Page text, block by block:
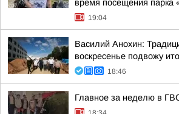
время посещения парка
19:04
Василий Анохин:
воскресенье подвожу
18:46
Главное за неделю в